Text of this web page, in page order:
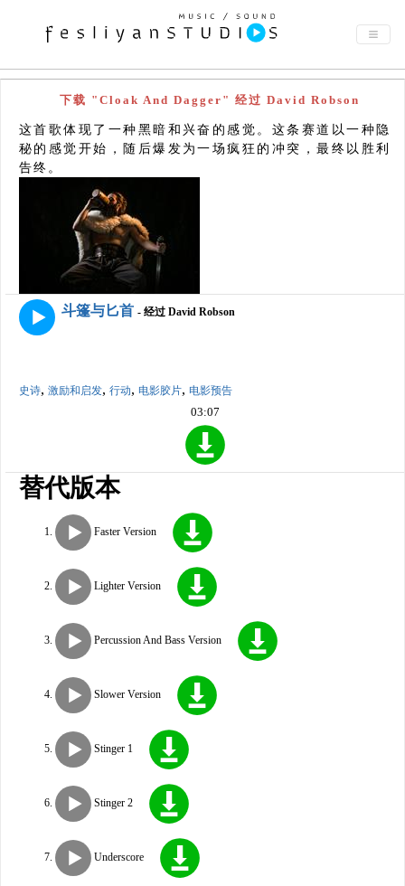
下载 "Cloak And Dagger" 经过 David Robson
这首歌体现了一种黑暗和兴奋的感觉。这条赛道以一种隐
秘的感觉开始，随后爆发为一场疯狂的冲突，最终以胜利
告终。
斗篷与匕首 - 经过 David Robson
史诗, 激励和启发, 行动, 电影胶片, 电影预告
03:07
替代版本
Faster Version
Lighter Version
Percussion And Bass Version
Slower Version
Stinger 1
Stinger 2
Underscore